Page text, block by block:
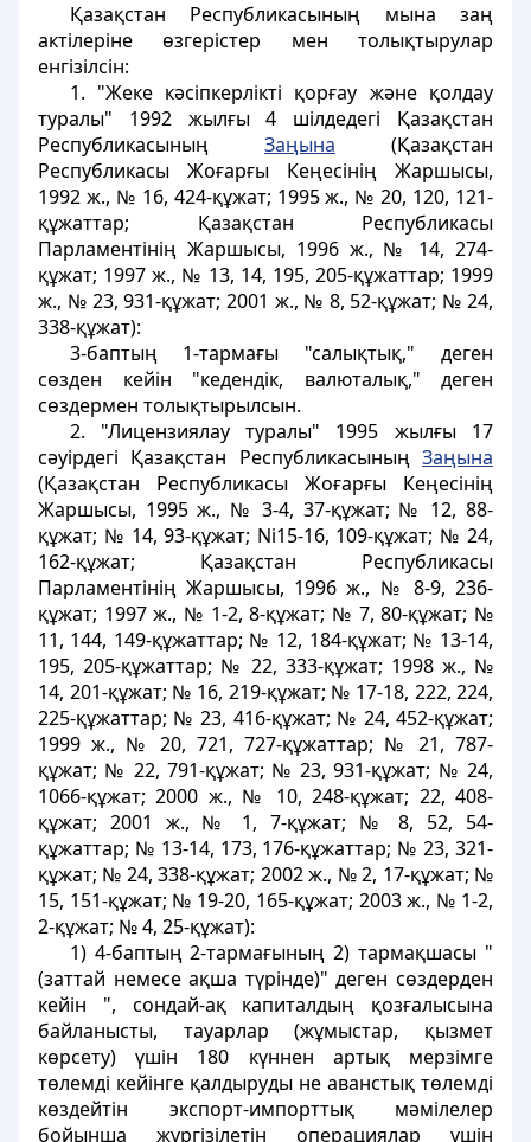
Қазақстан Республикасының мына заң
актілеріне өзгерістер мен толықтырулар
енгізілсін:
1. "Жеке кәсіпкерлікті қорғау және қолдау
туралы" 1992 жылғы 4 шілдедегі Қазақстан
Республикасының Заңына (Қазақстан
Республикасы Жоғарғы Кеңесінің Жаршысы,
1992 ж., № 16, 424-құжат; 1995 ж., № 20, 120, 121-
құжаттар; Қазақстан Республикасы
Парламентінің Жаршысы, 1996 ж., № 14, 274-
құжат; 1997 ж., № 13, 14, 195, 205-құжаттар; 1999
ж., № 23, 931-құжат; 2001 ж., № 8, 52-құжат; № 24,
338-құжат):
3-баптың 1-тармағы "салықтық," деген
сөзден кейін "кедендік, валюталық," деген
сөздермен толықтырылсын.
2. "Лицензиялау туралы" 1995 жылғы 17
сәуірдегі Қазақстан Республикасының Заңына
(Қазақстан Республикасы Жоғарғы Кеңесінің
Жаршысы, 1995 ж., № 3-4, 37-құжат; № 12, 88-
құжат; № 14, 93-құжат; Nі15-16, 109-құжат; № 24,
162-құжат; Қазақстан Республикасы
Парламентінің Жаршысы, 1996 ж., № 8-9, 236-
құжат; 1997 ж., № 1-2, 8-құжат; № 7, 80-құжат; №
11, 144, 149-құжаттар; № 12, 184-құжат; № 13-14,
195, 205-құжаттар; № 22, 333-құжат; 1998 ж., №
14, 201-құжат; № 16, 219-құжат; № 17-18, 222, 224,
225-құжаттар; № 23, 416-құжат; № 24, 452-құжат;
1999 ж., № 20, 721, 727-құжаттар; № 21, 787-
құжат; № 22, 791-құжат; № 23, 931-құжат; № 24,
1066-құжат; 2000 ж., № 10, 248-құжат; 22, 408-
құжат; 2001 ж., № 1, 7-құжат; № 8, 52, 54-
құжаттар; № 13-14, 173, 176-құжаттар; № 23, 321-
құжат; № 24, 338-құжат; 2002 ж., № 2, 17-құжат; №
15, 151-құжат; № 19-20, 165-құжат; 2003 ж., № 1-2,
2-құжат; № 4, 25-құжат):
1) 4-баптың 2-тармағының 2) тармақшасы "
(заттай немесе ақша түрінде)" деген сөздерден
кейін ", сондай-ақ капиталдың қозғалысына
байланысты, тауарлар (жұмыстар, қызмет
көрсету) үшін 180 күннен артық мерзімге
төлемді кейінге қалдыруды не аванстық төлемді
көздейтін экспорт-импорттық мәмілелер
бойынша жүргізілетін операциялар үшін